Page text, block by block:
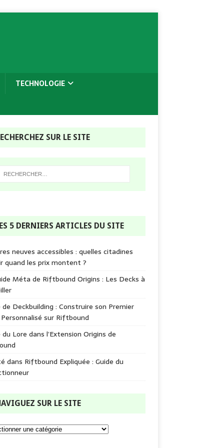
TECHNOLOGIE
SUR LE SITE
5 DERNIERS ARTICLES DU SITE
neuves accessibles : quelles citadines
quand les prix montent ?
Méta de Riftbound Origins : Les Decks à
de Deckbuilding : Construire son Premier
sur Riftbound
du Lore dans l’Extension Origins de
dans Riftbound Expliquée : Guide du
SUR LE SITE